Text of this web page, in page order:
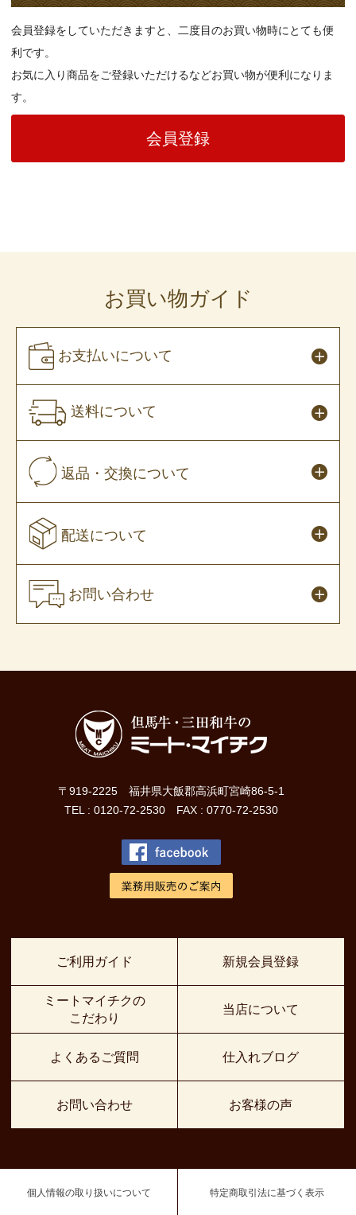
会員登録をしていただきますと、二度目のお買い物時にとても便
利です。
お気に入り商品をご登録いただけるなどお買い物が便利になりま
す。
会員登録
お買い物ガイド
お支払いについて
送料について
返品・交換について
配送について
お問い合わせ
〒919-2225 福井県大飯郡高浜町宮崎86-5-1
TEL : 0120-72-2530 FAX : 0770-72-2530
ご利用ガイド
ミートマイチクの
こだわり
よくあるご質問
お問い合わせ
新規会員登録
当店について
仕入れブログ
お客様の声
個人情報の取り扱いについて 特定商取引法に基づく表示